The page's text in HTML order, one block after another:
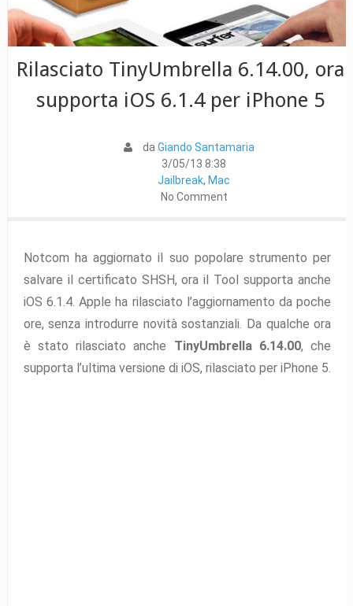
Rilasciato TinyUmbrella 6.14.00, ora
supporta iOS 6.1.4 per iPhone 5
daGiando Santamaria
3/05/13 8:38
Jailbreak, Mac
No Comment
Notcom ha aggiornato il suo popolare strumento per
salvare il certificato SHSH, ora il Tool supporta anche
iOS 6.1.4. Apple ha rilasciato l’aggiornamento da poche
ore, senza introdurre novità sostanziali. Da qualche ora
è stato rilasciato anche TinyUmbrella 6.14.00, che
supporta l’ultima versione di iOS, rilasciato per iPhone 5.